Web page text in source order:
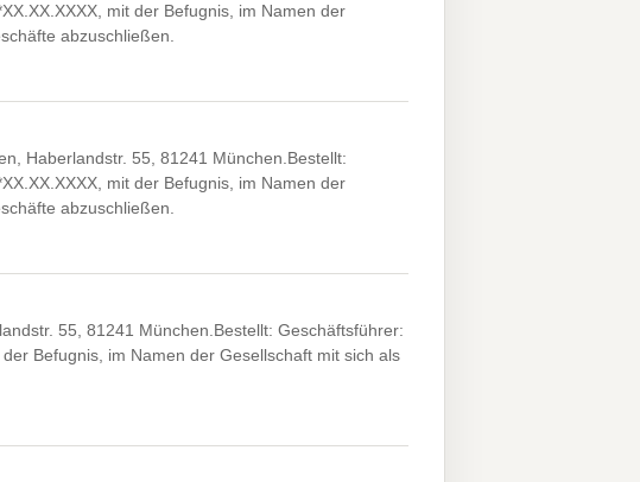
mit der Befugnis, im Namen der
abzuschließen.
Haberlandstr. 55, 81241 München.Bestellt:
mit der Befugnis, im Namen der
abzuschließen.
55, 81241 München.Bestellt: Geschäftsführer:
Befugnis, im Namen der Gesellschaft mit sich als